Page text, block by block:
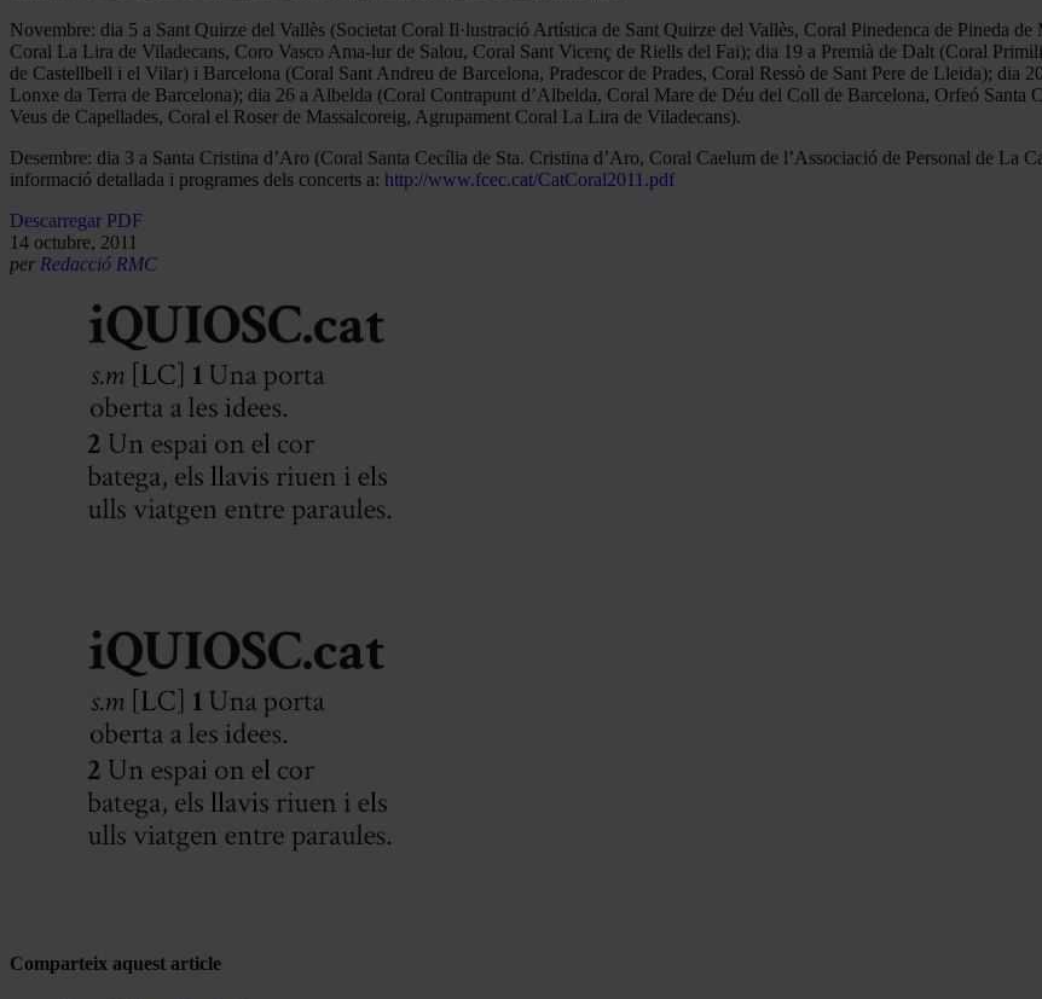
Novembre: dia 5 a Sant Quirze del Vallès (Societat Coral Il·lustració Artística de Sant Quirze del Vallès, Coral Pinedenca de Pineda
Coral La Lira de Viladecans, Coro Vasco Ama-lur de Salou, Coral Sant Vicenç de Riells del Fai); dia 19 a Premià de Dalt (Coral
de Castellbell i el Vilar) i Barcelona (Coral Sant Andreu de Barcelona, Pradescor de Prades, Coral Ressò de Sant Pere de Lleida); dia
Lonxe da Terra de Barcelona); dia 26 a Albelda (Coral Contrapunt d’Albelda, Coral Mare de Déu del Coll de Barcelona, Orfeó Santa
Veus de Capellades, Coral el Roser de Massalcoreig, Agrupament Coral La Lira de Viladecans).
Desembre: dia 3 a Santa Cristina d’Aro (Coral Santa Cecília de Sta. Cristina d’Aro, Coral Caelum de l’Associació de Personal de La
informació detallada i programes dels concerts a: http://www.fcec.cat/CatCoral2011.pdf
Descarregar PDF
14 octubre, 2011
per Redacció RMC
Comparteix aquest article